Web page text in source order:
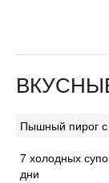
Пышный пирог с
7 холодных
дни